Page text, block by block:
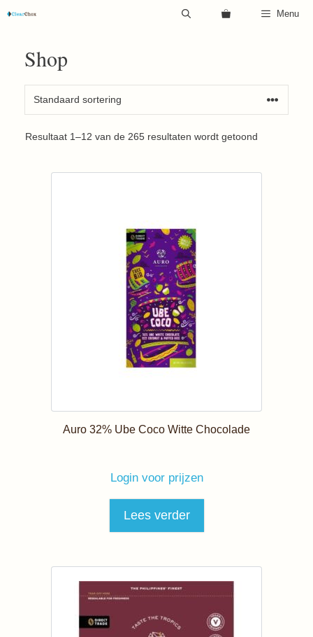
Ga
inhoud
Menu
Shop
Resultaat 1–12 van de 265 resultaten wordt getoond
Auro 32% Ube Coco Witte Chocolade
Login voor prijzen
Lees verder